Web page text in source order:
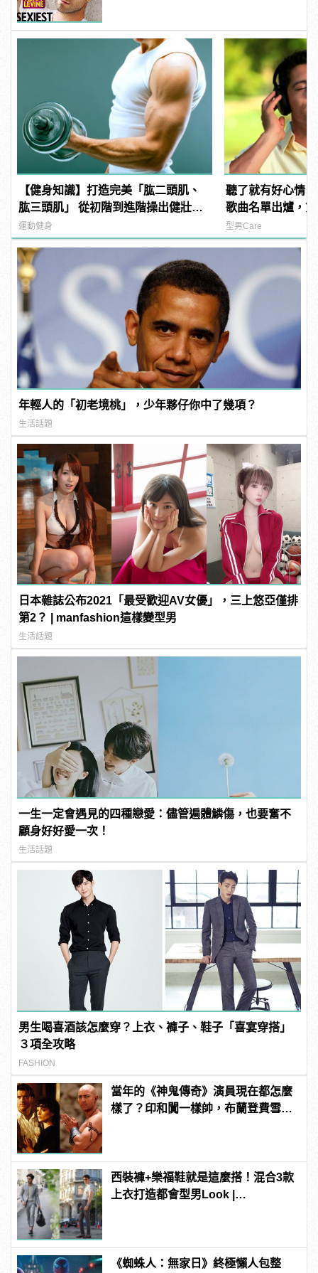
【健身知識】打造完美「肱二頭肌、
肱三頭肌」 從初階到進階操出健壯手
臂
運動健身
聽了就有好心情
歌曲名單出爐，
型男Care
年輕人的「初老境桃」，少年夥仔你中了幾項？
生活話題
日本雜誌公布2021「最受歡迎AV女優」，三上悠亞僅排
第2？ | manfashion這樣變型男
生活話題
一生一定會遇見的四種戀愛：儘管遍體鱗傷，也要奮不
顧身好好愛一次！
生活話題
男生喝喜酒該怎麼穿？上衣、褲子、鞋子「喜宴穿搭」
３項全攻略
FASHION
當年的《神鬼傳奇》演員現在都怎麼
樣了？印和闐一樣帥，布蘭登費雪大
西裝褲+樂福鞋就是這麼搭！混合3款
上衣打造都會型男Look |
《蜘蛛人：無家日》終極懶人包整